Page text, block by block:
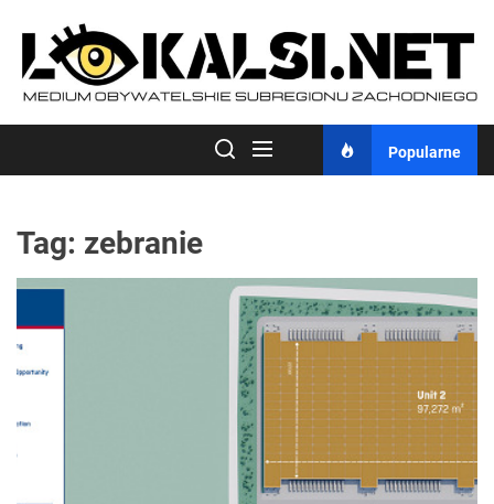
content
Popularne
Tag: zebranie